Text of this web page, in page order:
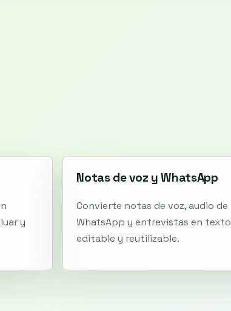
y
Notas de voz y WhatsApp
Convierte notas de voz, audio de
WhatsApp y entrevistas en texto
editable y reutilizable.